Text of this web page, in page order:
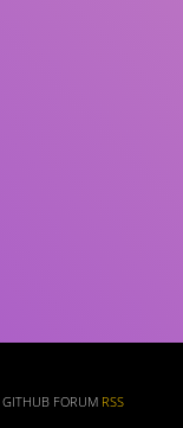
GITHUB FORUM RSS